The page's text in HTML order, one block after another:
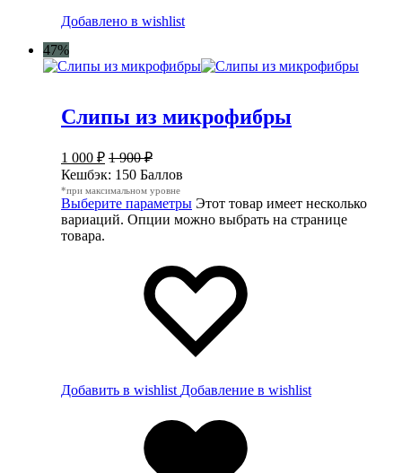
Добавлено в wishlist
47%
Слипы из микрофибры
1 000 ₽ 1 900₽
Кешбэк: 150 Баллов
*при максимальном уровне
Выберите параметры Этот товар имеет несколько
вариаций. Опции можно выбрать на странице
товара.
Добавить в wishlist Добавление в wishlist